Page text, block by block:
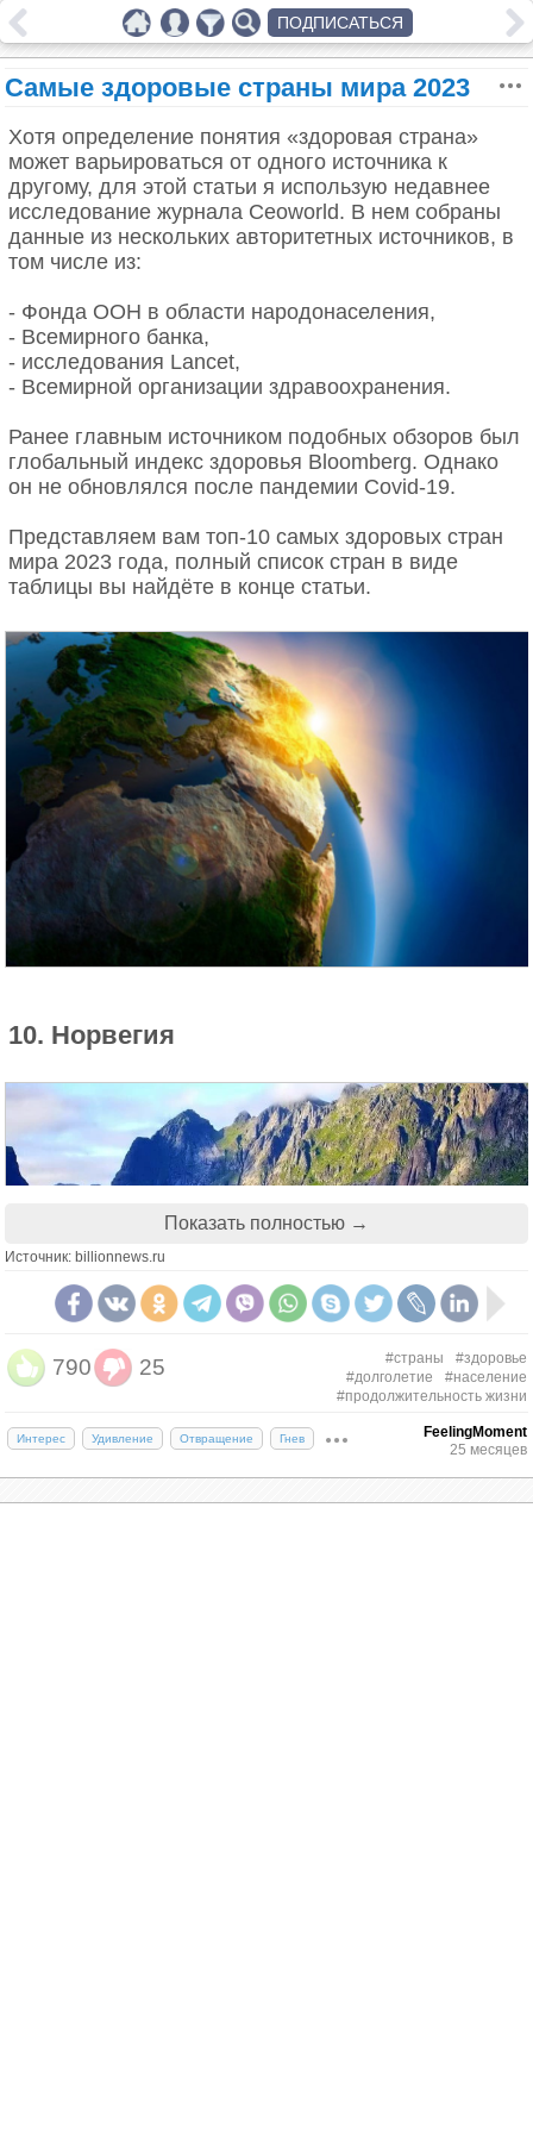
Самые здоровые страны мира 2023
Хотя определение понятия «здоровая страна»
может варьироваться от одного источника к
другому, для этой статьи я использую недавнее
исследование журнала Ceoworld. В нем собраны
данные из нескольких авторитетных источников, в
том числе из:
- Фонда ООН в области народонаселения,
- Всемирного банка,
- исследования Lancet,
- Всемирной организации здравоохранения.
Ранее главным источником подобных обзоров был
глобальный индекс здоровья Bloomberg. Однако
он не обновлялся после пандемии Covid-19.
Представляем вам топ-10 самых здоровых стран
мира 2023 года, полный список стран в виде
таблицы вы найдёте в конце статьи.
10. Норвегия
Как и другие скандинавские страны, Норвегия
уделяет особое внимание балансу между работой
и личной жизнью, что приносит большую пользу
здоровью ее граждан.
Показать полностью →
Источник: billionnews.ru
790 25 #страны
#здоровье
#долголетие
#население
#продолжительность жизни
Интерес Удивление Отвращение Гнев
FeelingMoment
25 месяцев
ПОДПИСАТЬСЯ